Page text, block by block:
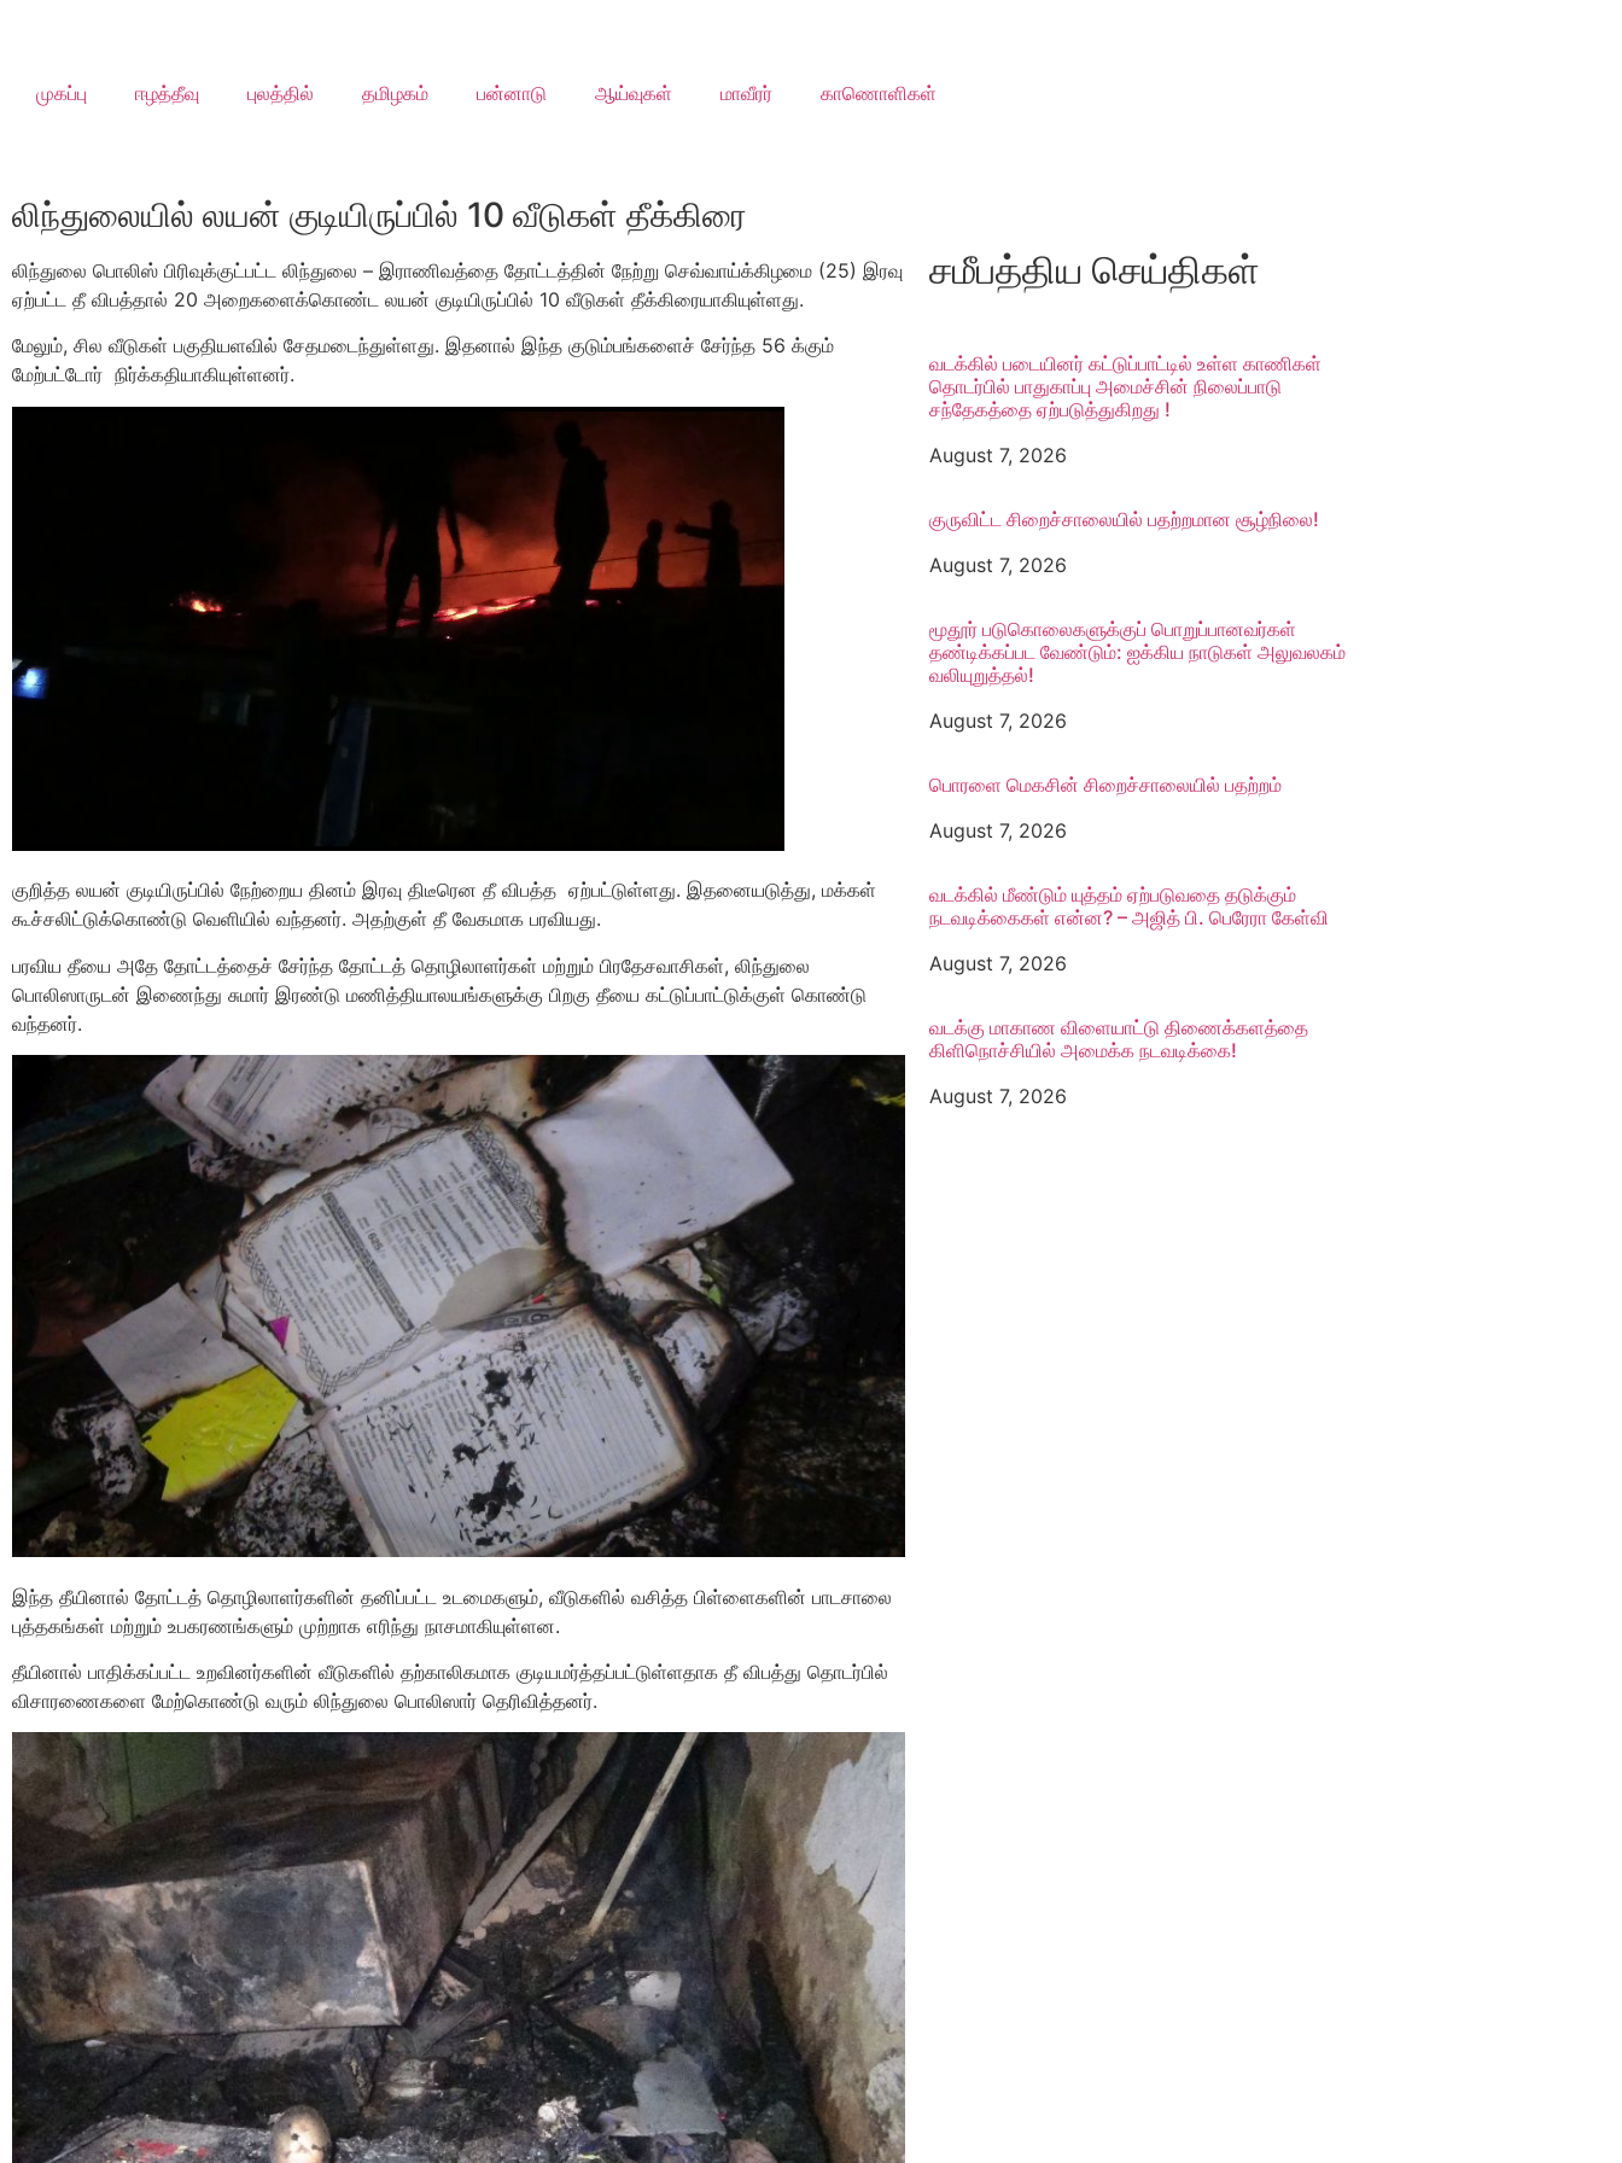
முகப்பு ஈழத்தீவு புலத்தில் தமிழகம் பன்னாடு ஆய்வுகள் மாவீரர் காணொளிகள்
லிந்துலையில் லயன் குடியிருப்பில் 10 வீடுகள் தீக்கிரை
லிந்துலை பொலிஸ் பிரிவுக்குட்பட்ட லிந்துலை – இராணிவத்தை தோட்டத்தின் நேற்று செவ்வாய்க்கிழமை (25) இரவு
ஏற்பட்ட தீ விபத்தால் 20 அறைகளைக்கொண்ட லயன் குடியிருப்பில் 10 வீடுகள் தீக்கிரையாகியுள்ளது.
மேலும், சில வீடுகள் பகுதியளவில் சேதமடைந்துள்ளது. இதனால் இந்த குடும்பங்களைச் சேர்ந்த 56 க்கும்
மேற்பட்டோர் நிர்க்கதியாகியுள்ளனர்.
குறித்த லயன் குடியிருப்பில் நேற்றைய தினம் இரவு திடீரென தீ விபத்த ஏற்பட்டுள்ளது. இதனையடுத்து, மக்கள்
கூச்சலிட்டுக்கொண்டு வெளியில் வந்தனர். அதற்குள் தீ வேகமாக பரவியது.
பரவிய தீயை அதே தோட்டத்தைச் சேர்ந்த தோட்டத் தொழிலாளர்கள் மற்றும் பிரதேசவாசிகள், லிந்துலை
பொலிஸாருடன் இணைந்து சுமார் இரண்டு மணித்தியாலயங்களுக்கு பிறகு தீயை கட்டுப்பாட்டுக்குள் கொண்டு
வந்தனர்.
இந்த தீயினால் தோட்டத் தொழிலாளர்களின் தனிப்பட்ட உடமைகளும், வீடுகளில் வசித்த பிள்ளைகளின் பாடசாலை
புத்தகங்கள் மற்றும் உபகரணங்களும் முற்றாக எரிந்து நாசமாகியுள்ளன.
தீயினால் பாதிக்கப்பட்ட உறவினர்களின் வீடுகளில் தற்காலிகமாக குடியமர்த்தப்பட்டுள்ளதாக தீ விபத்து தொடர்பில்
விசாரணைகளை மேற்கொண்டு வரும் லிந்துலை பொலிஸார் தெரிவித்தனர்.
சமீபத்திய செய்திகள்
வடக்கில் படையினர் கட்டுப்பாட்டில் உள்ள காணிகள்
தொடர்பில் பாதுகாப்பு அமைச்சின் நிலைப்பாடு
சந்தேகத்தை ஏற்படுத்துகிறது !
August 7, 2026
குருவிட்ட சிறைச்சாலையில் பதற்றமான சூழ்நிலை!
August 7, 2026
மூதூர் படுகொலைகளுக்குப் பொறுப்பானவர்கள்
தண்டிக்கப்பட வேண்டும்: ஐக்கிய நாடுகள் அலுவலகம்
வலியுறுத்தல்!
August 7, 2026
பொரளை மெகசின் சிறைச்சாலையில் பதற்றம்
August 7, 2026
வடக்கில் மீண்டும் யுத்தம் ஏற்படுவதை தடுக்கும்
நடவடிக்கைகள் என்ன? – அஜித் பி. பெரேரா கேள்வி
August 7, 2026
வடக்கு மாகாண விளையாட்டு திணைக்களத்தை
கிளிநொச்சியில் அமைக்க நடவடிக்கை!
August 7, 2026